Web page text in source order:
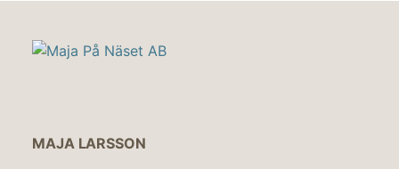
MAJA LARSSON